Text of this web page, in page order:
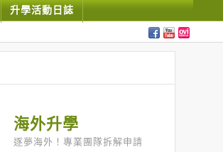
升學活動日誌
海外升學
逐夢海外！專業團隊拆解申請